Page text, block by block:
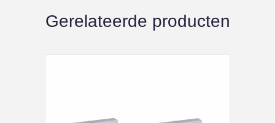
Gerelateerde producten